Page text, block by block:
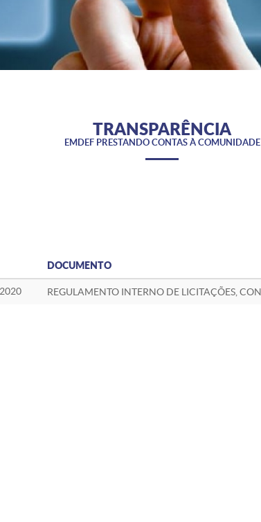
TRANSPARÊNCIA
EMDEF PRESTANDO CONTAS À COMUNIDADE
DOCUMENTO
REGULAMENTO INTERNO DE LICITAÇÕES,